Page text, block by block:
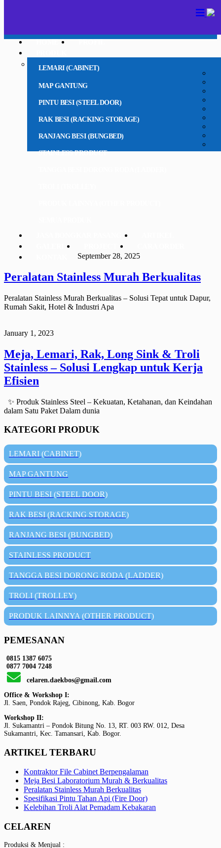
LEMARI (CABINET)
MAP GANTUNG
PINTU BESI (STEEL DOOR)
RAK BESI (RACKING STORAGE)
RANJANG BESI (BUNGBED)
STAINLESS PRODUCT
September 28, 2025
Peralatan Stainless Murah Berkualitas
Peralatan Stainless Murah Berkualitas – Solusi Tepat untuk Dapur,
Rumah Sakit, Hotel & Industri Apa
January 1, 2023
Meja, Lemari, Rak, Long Sink & Troli
Stainless – Solusi Lengkap untuk Kerja
Efisien
✨ Produk Stainless Steel – Kekuatan, Ketahanan, dan Keindahan
dalam Satu Paket Dalam dunia
KATEGORI PRODUK
LEMARI (CABINET)
MAP GANTUNG
PINTU BESI (STEEL DOOR)
RAK BESI (RACKING STORAGE)
RANJANG BESI (BUNGBED)
STAINLESS PRODUCT
TANGGA BESI DORONG RODA (LADDER)
TROLI (TROLLEY)
PRODUK LAINNYA (OTHER PRODUCT)
PEMESANAN
0815 1387 6075
0877 7004 7248
celaren.daekbos@gmail.com
Office & Workshop I:
Jl. Saen, Pondok Rajeg, Cibinong, Kab. Bogor
Workshop II:
Jl. Sukamantri – Pondok Bitung No. 13, RT. 003 RW. 012, Desa
Sukamantri, Kec. Tamansari, Kab. Bogor.
ARTIKEL TERBARU
Kontraktor File Cabinet Berpengalaman
Meja Besi Laboratorium Murah & Berkualitas
Peralatan Stainless Murah Berkualitas
Spesifikasi Pintu Tahan Api (Fire Door)
Kelebihan Troli Alat Pemadam Kebakaran
CELAREN
Produksi & Menjual :